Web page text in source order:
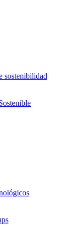
sostenibilidad